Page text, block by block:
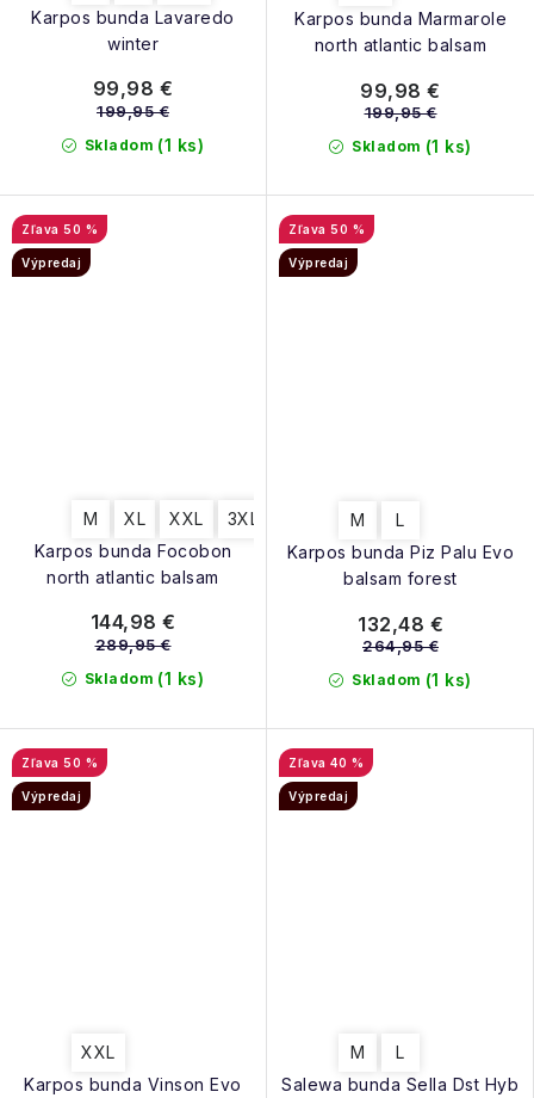
Karpos bunda Lavaredo
winter
Skladom (1 ks)
99,98 €
199,95 €
Karpos bunda Marmarole
north atlantic balsam
Skladom (1 ks)
99,98 €
199,95 €
Karpos bunda Focobon
north atlantic balsam
50 %
Výpredaj
M XL XXL 3XL
Skladom (1 ks)
144,98 €
289,95 €
Karpos bunda Piz Palu Evo
balsam forest
50 %
Výpredaj
M L
Skladom (1 ks)
132,48 €
264,95 €
Karpos bunda Vinson Evo
50 %
Výpredaj
XXL
Salewa bunda Sella Dst Hyb
40 %
Výpredaj
M L